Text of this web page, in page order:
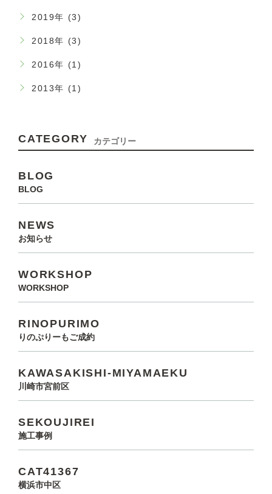
2019年 (3)
2018年 (3)
2016年 (1)
2013年 (1)
CATEGORY カテゴリー
BLOG
BLOG
NEWS
お知らせ
WORKSHOP
WORKSHOP
RINOPURIMO
りのぷりーもご成約
KAWASAKISHI-MIYAMAEKU
川崎市宮前区
SEKOUJIREI
施工事例
CAT41367
横浜市中区